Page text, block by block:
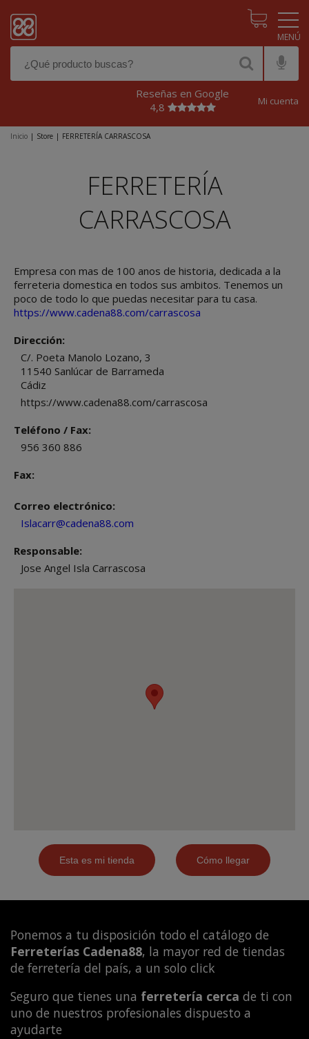
Reseñas en Google
4,8
Mi cuenta
Inicio | Store | FERRETERÍA CARRASCOSA
FERRETERÍA
CARRASCOSA
Empresa con mas de 100 anos de historia, dedicada a la
ferreteria domestica en todos sus ambitos. Tenemos un
poco de todo lo que puedas necesitar para tu casa.
https://www.cadena88.com/carrascosa
Dirección:
C/. Poeta Manolo Lozano, 3
11540 Sanlúcar de Barrameda
Cádiz
https://www.cadena88.com/carrascosa
Teléfono / Fax:
956 360 886
Fax:
Correo electrónico:
Islacarr@cadena88.com
Responsable:
Jose Angel Isla Carrascosa
Ponemos a tu disposición todo el catálogo de
Ferreterías Cadena88, la mayor red de tiendas
de ferretería del país, a un solo click
Seguro que tienes una ferretería cerca de ti con
uno de nuestros profesionales dispuesto a
ayudarte